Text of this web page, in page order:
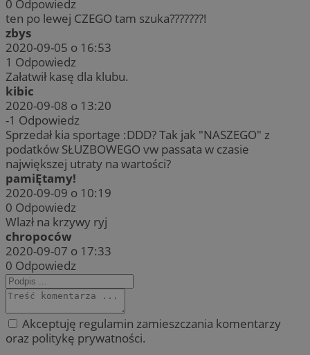
0 Odpowiedz
ten po lewej CZEGO tam szuka???????!
zbys
2020-09-05 o 16:53
1 Odpowiedz
Załatwił kasę dla klubu.
kibic
2020-09-08 o 13:20
-1 Odpowiedz
Sprzedał kia sportage :DDD? Tak jak "NASZEGO" z
podatków SŁUZBOWEGO vw passata w czasie
największej utraty na wartości?
pamiĘtamy!
2020-09-09 o 10:19
0 Odpowiedz
Wlazł na krzywy ryj
chropoców
2020-09-07 o 17:33
0 Odpowiedz
Akceptuję regulamin zamieszczania komentarzy
oraz politykę prywatności.